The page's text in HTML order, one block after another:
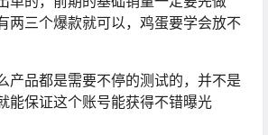
两三个爆款就可以，鸡蛋要学会放不
产品都是需要不停的测试的，并不是
能保证这个账号能获得不错曝光